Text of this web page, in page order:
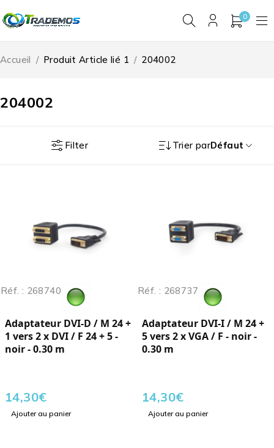
0
204002
Accueil / Produit Article lié 1 / 204002
Filter Trier parDéfaut
Réf. : 268740
Adaptateur DVI-D / M 24 +
1 vers 2 x DVI / F 24 + 5 -
noir - 0.30 m
14,30€
Ajouter au panier
Réf. : 268737
Adaptateur DVI-I / M 24 +
5 vers 2 x VGA / F - noir -
0.30 m
14,30€
Ajouter au panier